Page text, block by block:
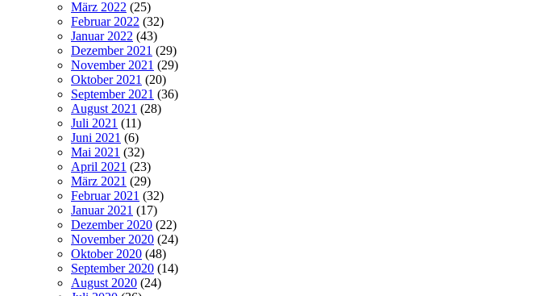
März 2022 (25)
Februar 2022 (32)
Januar 2022 (43)
Dezember 2021 (29)
November 2021 (29)
Oktober 2021 (20)
September 2021 (36)
August 2021 (28)
Juli 2021 (11)
Juni 2021 (6)
Mai 2021 (32)
April 2021 (23)
März 2021 (29)
Februar 2021 (32)
Januar 2021 (17)
Dezember 2020 (22)
November 2020 (24)
Oktober 2020 (48)
September 2020 (14)
August 2020 (24)